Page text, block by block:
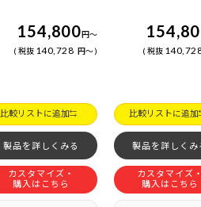
154,800円～
税抜 140,728 円～
比較リストに追加
製品を詳しくみる
カスタマイズ・
購入はこちら
税抜
比較リストに追加
製品を詳しくみ
カスタマイズ
購入はこちら